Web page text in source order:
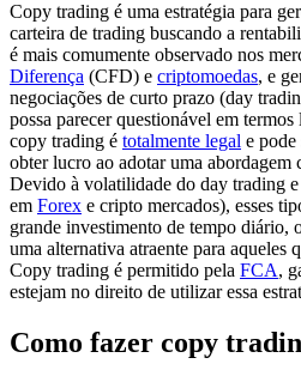
Copy trading é uma estratégia para
carteira de trading buscando a
é mais comumente observado nos
Diferença (CFD) e criptomoedas, e
negociações de curto prazo (day
possa parecer questionável em
copy trading é totalmente legal e pode
obter lucro ao adotar uma
Devido à volatilidade do day trading
em Forex e cripto mercados), esses
grande investimento de tempo diário,
uma alternativa atraente para aqueles
Copy trading é permitido pela FCA,
estejam no direito de utilizar essa
Como fazer copy